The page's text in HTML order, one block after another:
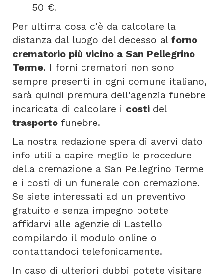
50 €.
Per ultima cosa c'è da calcolare la
distanza dal luogo del decesso al forno
crematorio più vicino a San Pellegrino
Terme. I forni crematori non sono
sempre presenti in ogni comune italiano,
sarà quindi premura dell'agenzia funebre
incaricata di calcolare i costi del
trasporto funebre.
La nostra redazione spera di avervi dato
info utili a capire meglio le procedure
della cremazione a San Pellegrino Terme
e i costi di un funerale con cremazione.
Se siete interessati ad un preventivo
gratuito e senza impegno potete
affidarvi alle agenzie di Lastello
compilando il modulo online o
contattandoci telefonicamente.
In caso di ulteriori dubbi potete visitare